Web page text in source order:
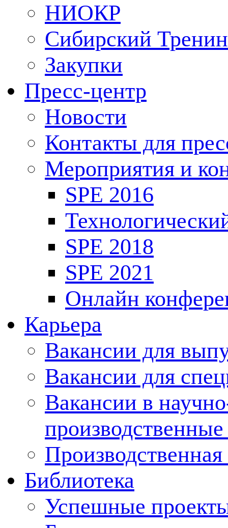
НИОКР
Сибирский
Закупки
Пресс-центр
Новости
Контакты для
Мероприятия и
SPE 2016
SPE 2018
SPE 2021
Онлайн
Карьера
Вакансии для
Вакансии для
Вакансии в
Производственная
Библиотека
Успешные